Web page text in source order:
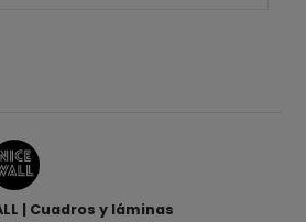
| Cuadros y láminas